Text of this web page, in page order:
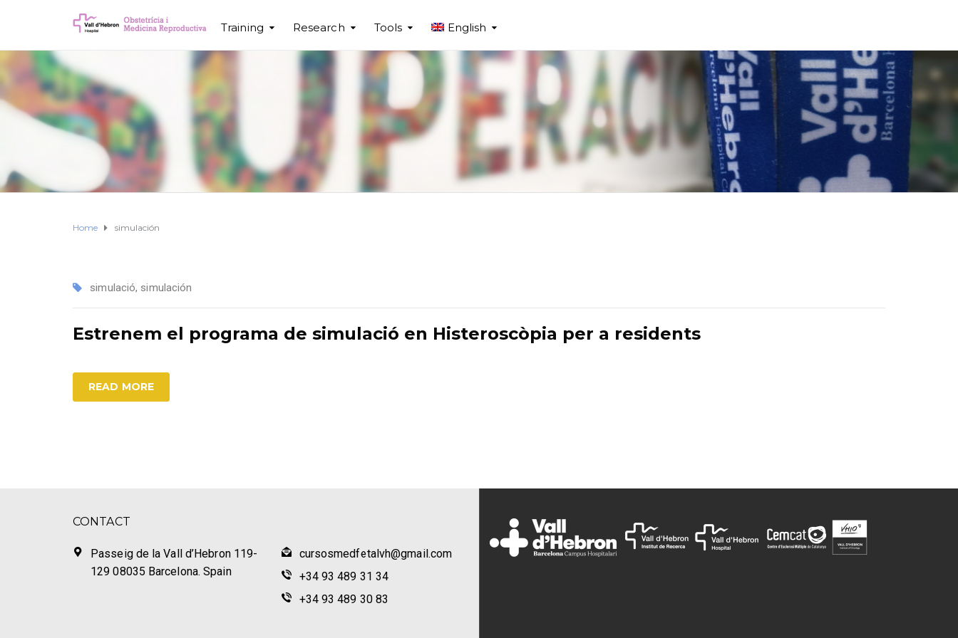
Training Research Tools English
Home simulación
simulació, simulación
Estrenem el programa de simulació en Histeroscòpia per a residents
READ MORE
CONTACT
Passeig de la Vall d’Hebron 119-
129 08035 Barcelona. Spain
cursosmedfetalvh@gmail.com
+34 93 489 31 34
+34 93 489 30 83